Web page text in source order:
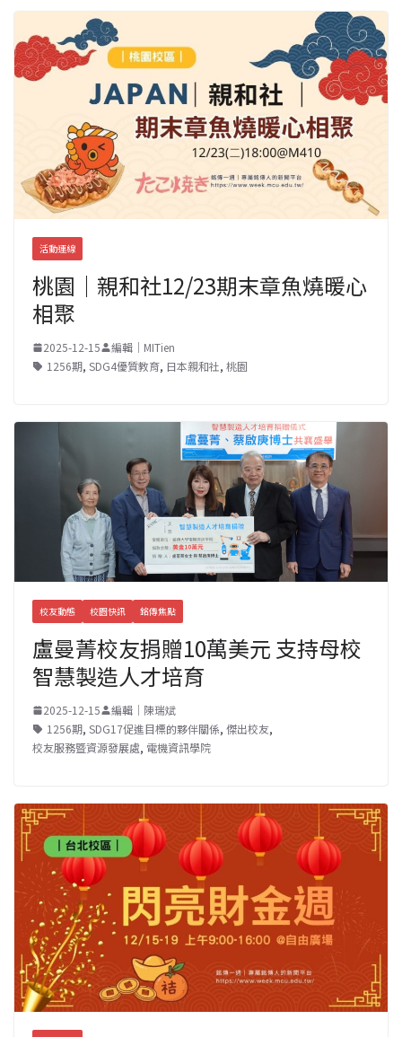
活動連線
桃園｜親和社12/23期末章魚燒暖心
相聚
2025-12-15
編輯｜MITien
1256期, SDG4優質教育, 日本親和社, 桃園
校友動態 校園快訊 銘傳焦點
盧曼菁校友捐贈10萬美元 支持母校
智慧製造人才培育
2025-12-15
編輯｜陳瑞斌
1256期, SDG17促進目標的夥伴關係, 傑出校友,
校友服務暨資源發展處, 電機資訊學院